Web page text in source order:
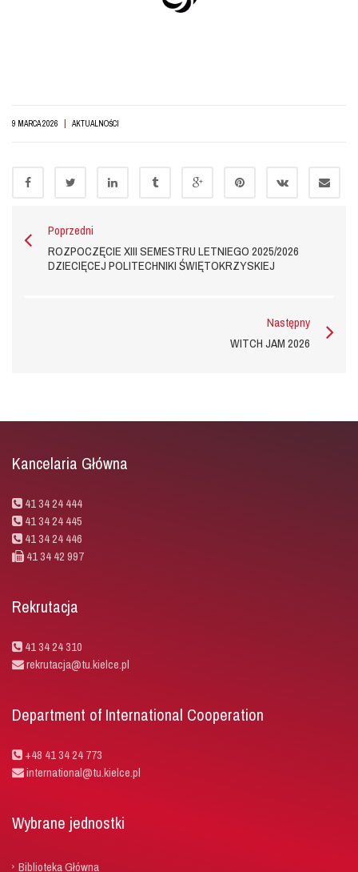
9 MARCA 2026 | AKTUALNOŚCI
Poprzedni
ROZPOCZĘCIE XIII SEMESTRU LETNIEGO 2025/2026
DZIECIĘCEJ POLITECHNIKI ŚWIĘTOKRZYSKIEJ
Następny
WITCH JAM 2026
Kancelaria Główna
41 34 24 444
41 34 24 445
41 34 24 446
41 34 42 997
Rekrutacja
41 34 24 310
rekrutacja@tu.kielce.pl
Department of International Cooperation
+48 41 34 24 773
international@tu.kielce.pl
Wybrane jednostki
Biblioteka Główna